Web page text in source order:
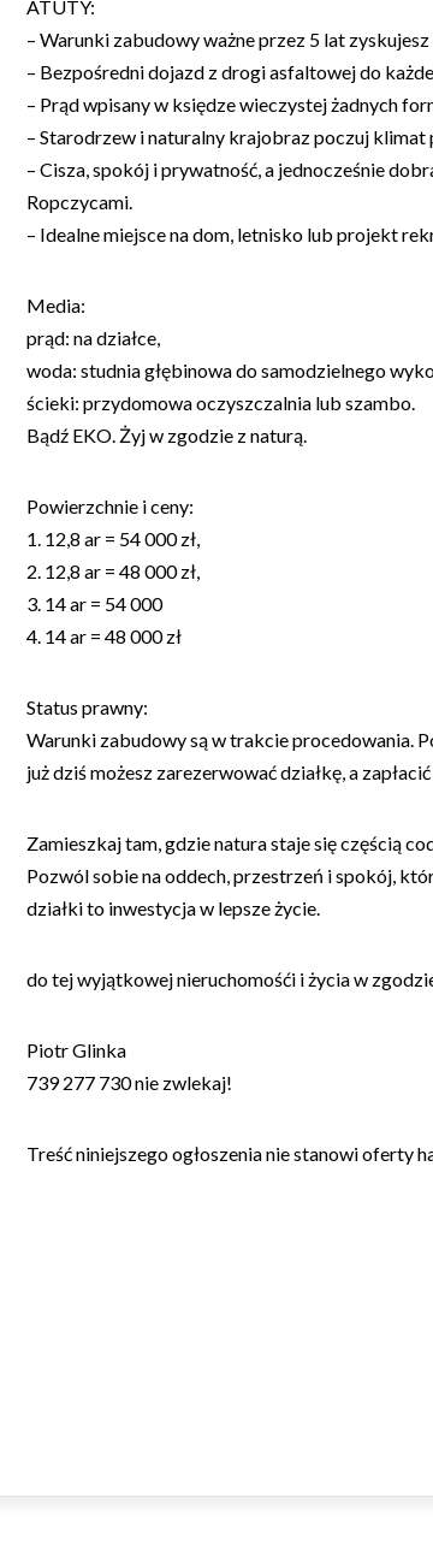
ATUTY:
– Warunki zabudowy ważne przez 5 lat
– Bezpośredni dojazd z drogi asfaltowej do
– Prąd wpisany w księdze wieczystej żadnych
– Starodrzew i naturalny krajobraz poczuj
– Cisza, spokój i prywatność, a jednocześnie
Ropczycami.
– Idealne miejsce na dom, letnisko lub projekt
Media:
prąd: na działce,
woda: studnia głębinowa do samodzielnego
ścieki: przydomowa oczyszczalnia lub szambo.
Bądź EKO. Żyj w zgodzie z naturą.
Powierzchnie i ceny:
1. 12,8 ar = 54 000 zł,
2. 12,8 ar = 48 000 zł,
3. 14 ar = 54 000
4. 14 ar = 48 000 zł
Status prawny:
Warunki zabudowy są w trakcie procedowania.
już dziś możesz zarezerwować działkę, a
Zamieszkaj tam, gdzie natura staje się częścią
Pozwól sobie na oddech, przestrzeń i spokój,
działki to inwestycja w lepsze życie.
do tej wyjątkowej nieruchomośći i życia w
Piotr Glinka
739 277 730 nie zwlekaj!
Treść niniejszego ogłoszenia nie stanowi oferty